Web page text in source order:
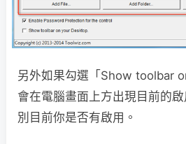
另外如果勾選「Show toolbar
會在電腦畫面上方出現目前的
別目前你是否有啟用。